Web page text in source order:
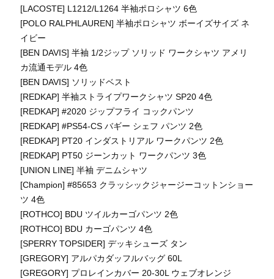
[LACOSTE] L1212/L1264 半袖ポロシャツ 6色
[POLO RALPHLAUREN] 半袖ポロシャツ ボーイズサイズ ネ
イビー
[BEN DAVIS] 半袖 1/2ジップ ソリッド ワークシャツ アメリ
カ流通モデル 4色
[BEN DAVIS] ソリッドベスト
[REDKAP] 半袖ストライプワークシャツ SP20 4色
[REDKAP] #2020 ジップフライ コックパンツ
[REDKAP] #PS54-CS バギー シェフ パンツ 2色
[REDKAP] PT20 インダストリアル ワークパンツ 2色
[REDKAP] PT50 ジーンカット ワークパンツ 3色
[UNION LINE] 半袖 デニムシャツ
[Champion] #85653 クラッシックジャージーコットンショー
ツ 4色
[ROTHCO] BDU ツイルカーゴパンツ 2色
[ROTHCO] BDU カーゴパンツ 4色
[SPERRY TOPSIDER] デッキシューズ タン
[GREGORY] アルパカダッフルバッグ 60L
[GREGORY] プロレインカバー 20-30L ウェブオレンジ